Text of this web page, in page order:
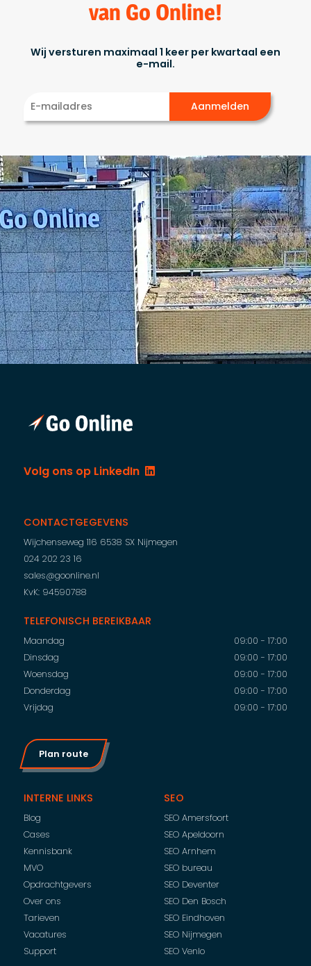
van Go Online!
Wij versturen maximaal 1 keer per kwartaal een
e-mail.
Volg ons op LinkedIn
INTERNE LINKS
Blog
Cases
Kennisbank
MVO
Opdrachtgevers
Over ons
Tarieven
Vacatures
Support
SEO
SEO Amersfoort
SEO Apeldoorn
SEO Arnhem
SEO bureau
SEO Deventer
SEO Den Bosch
SEO Eindhoven
SEO Nijmegen
SEO Venlo
CONTACTGEGEVENS
Wijchenseweg 116 6538 SX Nijmegen
024 202 23 16
sales@goonline.nl
KvK: 94590788
TELEFONISCH BEREIKBAAR
Maandag
09:00 - 17:00
Dinsdag
09:00 - 17:00
Woensdag
09:00 - 17:00
Donderdag
09:00 - 17:00
Vrijdag
09:00 - 17:00
Plan route